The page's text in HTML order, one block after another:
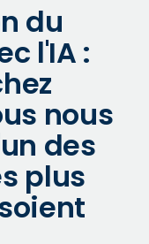
du
l'IA :
nous
des
plus